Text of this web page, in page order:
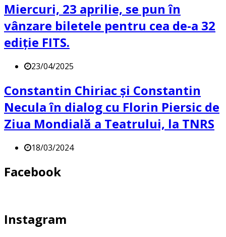
Miercuri, 23 aprilie, se pun în
vânzare biletele pentru cea de-a 32
ediție FITS.
23/04/2025
Constantin Chiriac și Constantin
Necula în dialog cu Florin Piersic de
Ziua Mondială a Teatrului, la TNRS
18/03/2024
Facebook
Instagram